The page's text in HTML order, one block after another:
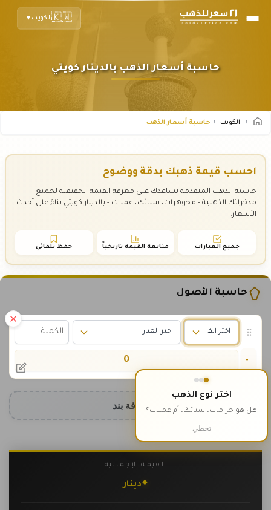
🇰🇼الكويت▼
حاسبة أسعار الذهب بالدينار كويتي
الكويت حاسبة أسعار الذهب
احسب قيمة ذهبك بدقة ووضوح
حاسبة الذهب المتقدمة تساعدك على معرفة القيمة الحقيقية لجميع
مدخراتك الذهبية - مجوهرات، سبائك، عملات - بالدينار كويتي بناءً على أحدث
الأسعار.
جميع العيارات متابعة القيمة تاريخياً حفظ تلقائي
حاسبة الأصول
اختر نوع الذهب
هل هو جرامات، سبائك، أم عملات؟
تخطي
0 -
إضافة بند
القيمة الإجمالية
٠دينار